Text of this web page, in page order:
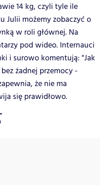
14 kg, czyli tyle ile
Julii możemy zobaczyć o
w roli głównej. Na
pod wideo. Internauci
i surowo komentują: "Jak
żadnej przemocy -
że nie ma
się prawidłowo.